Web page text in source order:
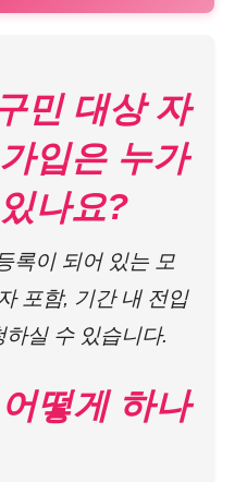
민 대상 자
입은 누가
나요?
록이 되어 있는 모
포함, 기간 내 전입
실 수 있습니다.
떻게 하나